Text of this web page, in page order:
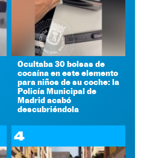
Ocultaba 30 bolsas de
cocaína en este elemento
para niños de su coche: la
Policía Municipal de
Madrid acabó
descubriéndola
4